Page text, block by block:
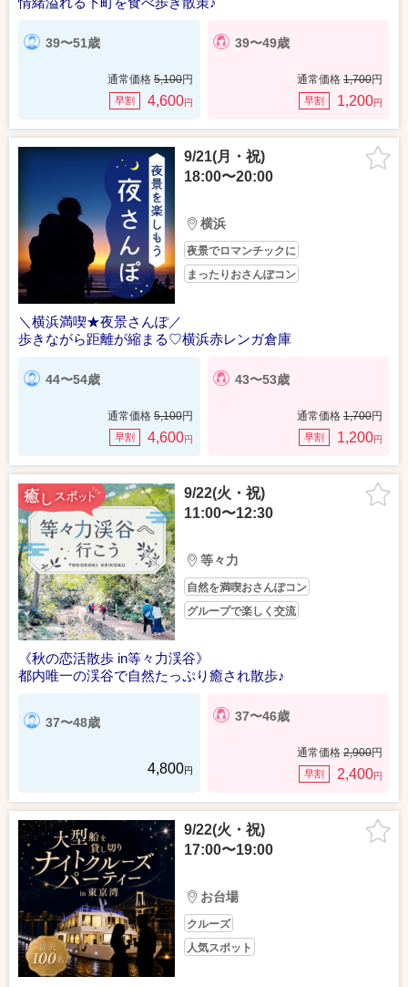
39〜51歳
通常価格 5,100円
早割 4,600円
39〜49歳
通常価格 1,700円
早割 1,200円
9/21(月・祝)
18:00〜20:00
横浜
夜景でロマンチックに
まったりおさんぽコン
＼横浜満喫★夜景さんぽ／
歩きながら距離が縮まる♡横浜赤レンガ倉庫
44〜54歳
通常価格 5,100円
早割 4,600円
43〜53歳
通常価格 1,700円
早割 1,200円
9/22(火・祝)
11:00〜12:30
等々力
自然を満喫おさんぽコン
グループで楽しく交流
《秋の恋活散歩 in等々力渓谷》
都内唯一の渓谷で自然たっぷり癒され散歩♪
37〜48歳
4,800円
37〜46歳
通常価格 2,900円
早割 2,400円
9/22(火・祝)
17:00〜19:00
お台場
クルーズ
人気スポット